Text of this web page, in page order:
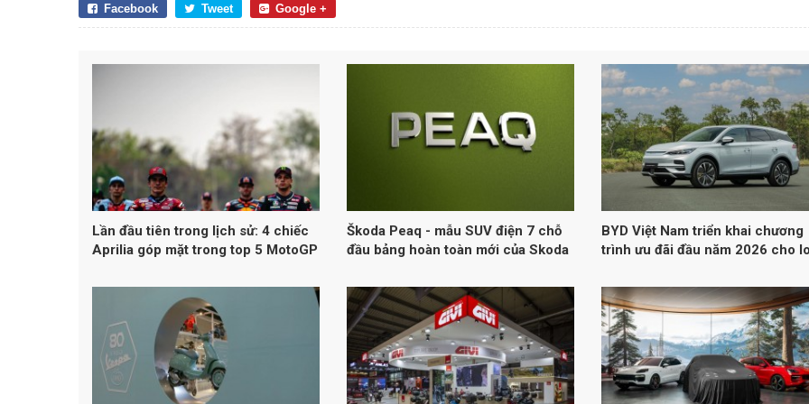
Facebook Tweet Google +
Lần đầu tiên trong lịch sử: 4 chiếc
Aprilia góp mặt trong top 5 MotoGP
Škoda Peaq - mẫu SUV điện 7 chỗ
đầu bảng hoàn toàn mới của Skoda
BYD Việt Nam triển khai chương
trình ưu đãi đầu năm 2026 cho